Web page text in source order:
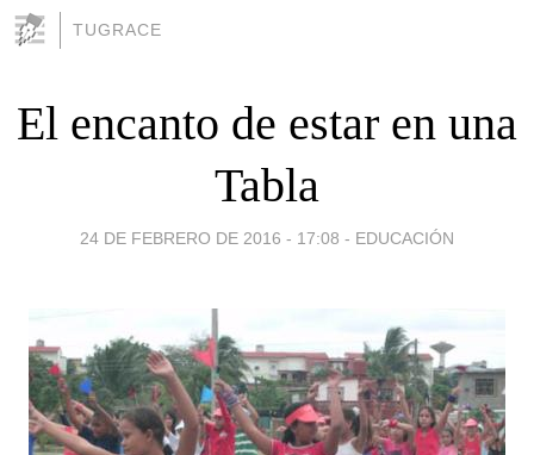
TUGRACE
El encanto de estar en una
Tabla
24 DE FEBRERO DE 2016 - 17:08 - EDUCACIÓN